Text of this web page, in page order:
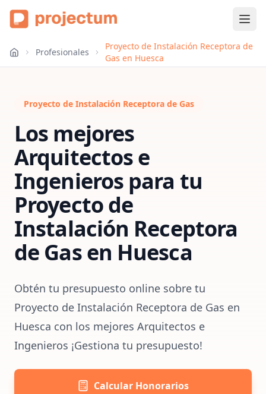
Profesionales
Proyecto de Instalación Receptora de
Gas en Huesca
Proyecto de Instalación Receptora de Gas
Los mejores
Arquitectos e
Ingenieros para tu
Proyecto de
Instalación Receptora
de Gasen Huesca
Obtén tu presupuesto online sobre tu
Proyecto de Instalación Receptora de Gas en
Huesca con los mejores Arquitectos e
Ingenieros ¡Gestiona tu presupuesto!
Calcular Honorarios